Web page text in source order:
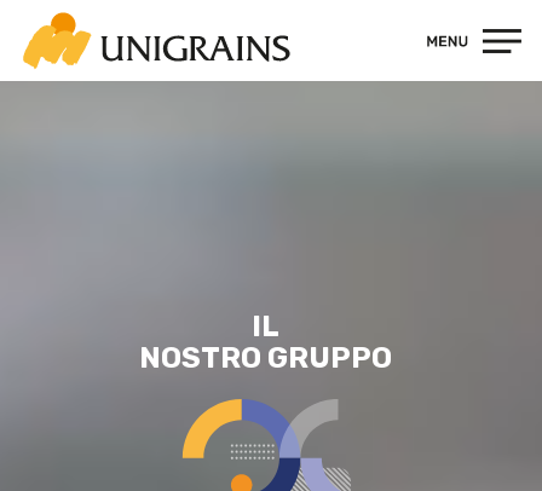
IL
NOSTRO GRUPPO